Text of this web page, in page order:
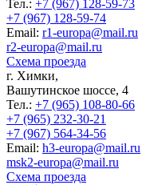
Тел.: +7 (967) 128-59-73
+7 (967) 128-59-74
Еmail: r1-europa@mail.ru
r2-europa@mail.ru
Схема проезда
г. Химки,
Вашутинское шоссе, 4
Тел.: +7 (965) 108-80-66
+7 (965) 232-30-21
+7 (967) 564-34-56
Еmail: h3-europa@mail.ru
msk2-europa@mail.ru
Схема проезда